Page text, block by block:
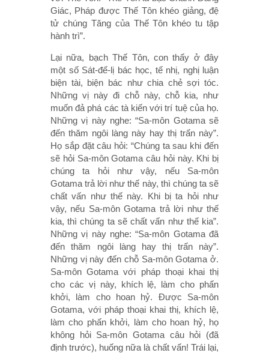
Giác, Pháp được Thế Tôn khéo giảng, đệ
tử chúng Tăng của Thế Tôn khéo tu tập
hành trì”.
Lại nữa, bạch Thế Tôn, con thấy ở đây
một số Sát-đế-lị bác học, tế nhị, nghị luận
biện tài, biện bác như chia chẻ sợi tóc.
Những vị này đi chỗ này, chỗ kia, như
muốn đả phá các tà kiến với trí tuệ của họ.
Những vị này nghe: “Sa-môn Gotama sẽ
đến thăm ngôi làng này hay thị trấn này”.
Họ sắp đặt câu hỏi: “Chúng ta sau khi đến
sẽ hỏi Sa-môn Gotama câu hỏi này. Khi bị
chúng ta hỏi như vậy, nếu Sa-môn
Gotama trả lời như thế này, thì chúng ta sẽ
chất vấn như thế này. Khi bị ta hỏi như
vậy, nếu Sa-môn Gotama trả lời như thế
kia, thì chúng ta sẽ chất vấn như thế kia”.
Những vị này nghe: “Sa-môn Gotama đã
đến thăm ngôi làng hay thị trấn này”.
Những vị này đến chỗ Sa-môn Gotama ở.
Sa-môn Gotama với pháp thoại khai thị
cho các vị này, khích lệ, làm cho phấn
khởi, làm cho hoan hỷ. Ðược Sa-môn
Gotama, với pháp thoại khai thị, khích lệ,
làm cho phấn khởi, làm cho hoan hỷ, họ
không hỏi Sa-môn Gotama câu hỏi (đã
định trước), huống nữa là chất vấn! Trái lại,